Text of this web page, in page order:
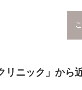
リニック」から